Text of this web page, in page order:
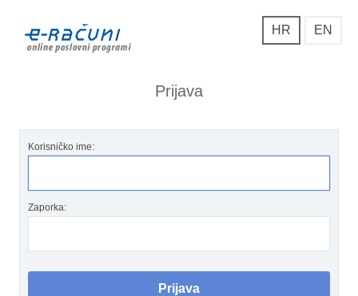
HR EN
Prijava
Korisničko ime:
Zaporka: